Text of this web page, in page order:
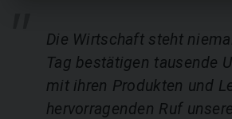
Die Wirtschaft steht
Tag bestätigen tausende
mit ihren Produkten und
hervorragenden Ruf